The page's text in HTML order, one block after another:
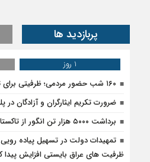
پربازدید ها
1 روز
۱۶۰ شب حضور مردمی؛ ظرفیتی برای ثبت و ماندگاری
ضرورت تکریم ایثارگران و آزادگان در
برداشت ۵۰۰۰ هزار تن انگور از تاکستان‌های پلدختر و معمولان
تمهیدات دولت در تسهیل پیاده
ظرفیت های عراق بایستی افزایش پیدا